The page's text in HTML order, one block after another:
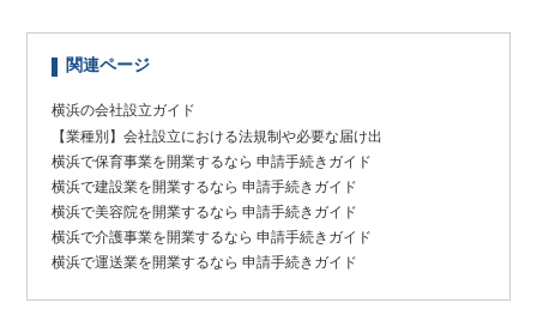
関連ページ
横浜の会社設立ガイド
【業種別】会社設立における法規制や必要な届け出
横浜で保育事業を開業するなら 申請手続きガイド
横浜で建設業を開業するなら 申請手続きガイド
横浜で美容院を開業するなら 申請手続きガイド
横浜で介護事業を開業するなら 申請手続きガイド
横浜で運送業を開業するなら 申請手続きガイド